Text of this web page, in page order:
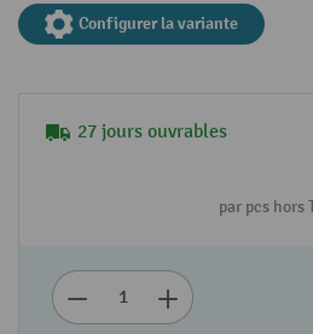
Configurer la variante
27 jours ouvrables
par pcs hors